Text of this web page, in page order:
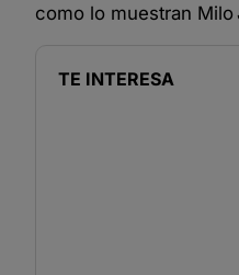
como lo muestran
TE INTERESA